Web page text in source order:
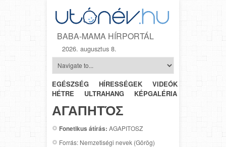
BABA-MAMA HÍRPORTÁL
2026. augusztus 8.
EGÉSZSÉG HÍRESSÉGEK VIDEÓK
HÉTRŐL-
HÉTRE
ULTRAHANG KÉPGALÉRIA
ΑΓΑΠΗΤΌΣ
Fonetikus átírás: AGAPITOSZ
Forrás: Nemzetiségi nevek (Görög)